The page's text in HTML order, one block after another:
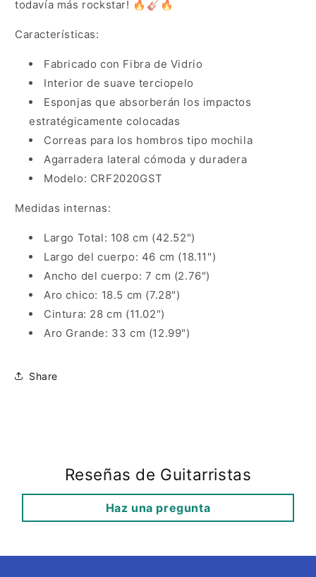
todavía más rockstar! 🔥 🎸 🔥
Características:
Fabricado con Fibra de Vidrio
Interior de suave terciopelo
Esponjas que absorberán los impactos
estratégicamente colocadas
Correas para los hombros tipo mochila
Agarradera lateral cómoda y duradera
Modelo: CRF2020GST
Medidas internas:
Largo Total: 108 cm (42.52")
Largo del cuerpo: 46 cm (18.11")
Ancho del cuerpo: 7 cm (2.76")
Aro chico: 18.5 cm (7.28")
Cintura: 28 cm (11.02")
Aro Grande: 33 cm (12.99")
Share
Reseñas de Guitarristas
Haz una pregunta